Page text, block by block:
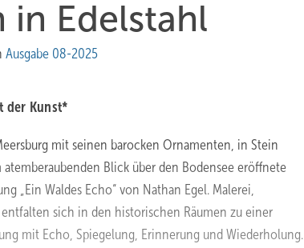
in Edelstah l
Ausgabe 08-2025
der Kunst*
mit seinen barocken Ornamenten, in Stein
Blick über den Bodensee eröffnete
„Ein Waldes Echo“ von Nathan Egel. Malerei,
sich in den historischen Räumen zu einer
mit Echo, Spiegelung, Erinnerung und Wiederholung.